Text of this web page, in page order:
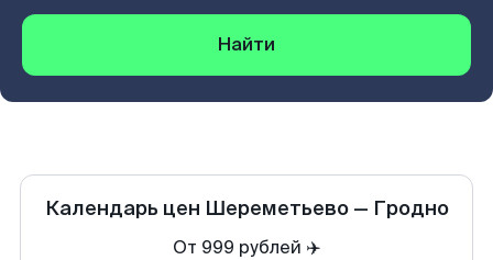
Найти
Календарь цен Шереметьево— Гродно
От 999 рублей ✈️